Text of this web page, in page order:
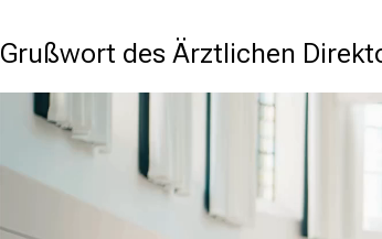
Grußwort des Ärztlichen